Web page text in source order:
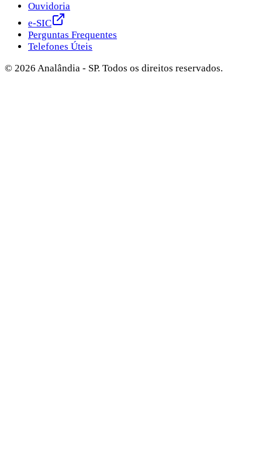
Ouvidoria
e-SIC
Perguntas Frequentes
Telefones Úteis
© 2026 Analândia - SP. Todos os direitos reservados.